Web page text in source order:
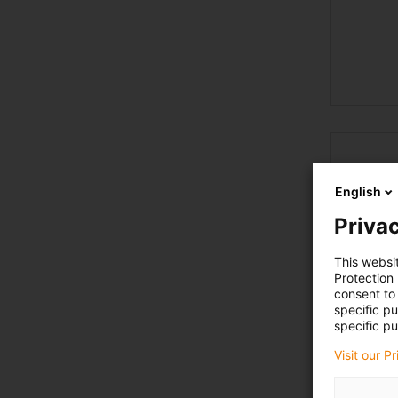
English
This
Protection
consent
specific
specific
Visit our